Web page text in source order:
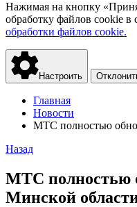
Нажимая на кнопку
обработку файлов cookie в
обработки файлов cookie.
Настроить
Главная
Новости
МТС полностью
Назад
МТС полностью
Минской